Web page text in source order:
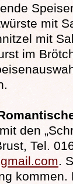
mit
mit
im
den
Tel.
.
kommen.